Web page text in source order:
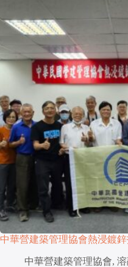
中華營建築管理協會熱浸鍍
中華營建築管理協會,